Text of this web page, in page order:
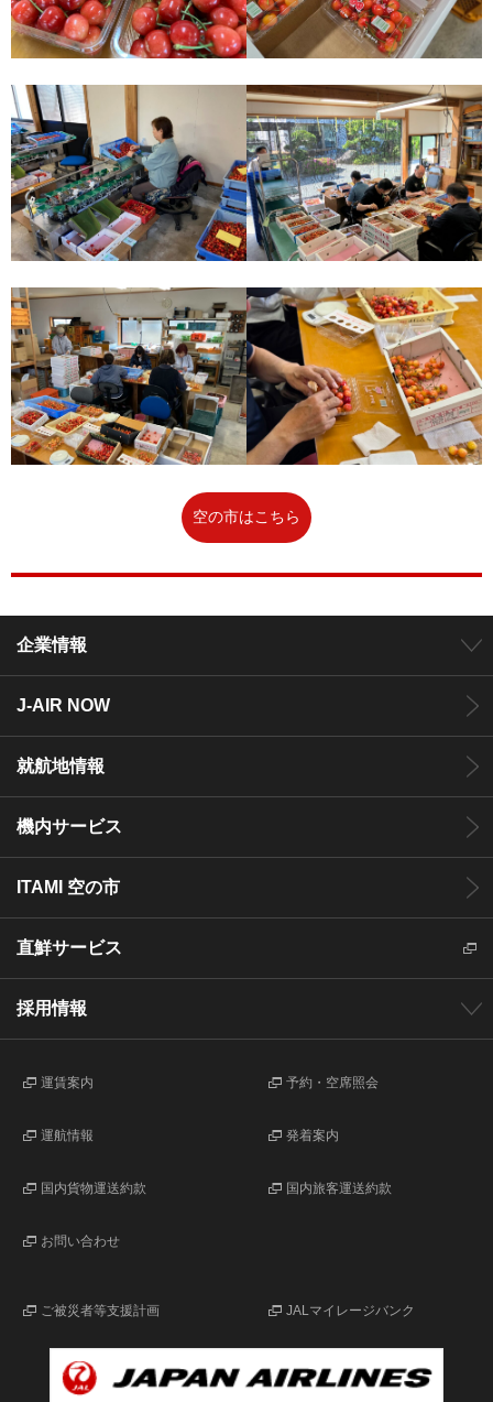
空の市はこちら
企業情報
J-AIR NOW
就航地情報
機内サービス
ITAMI 空の市
直鮮サービス
採用情報
予約・空席照会
運賃案内
発着案内
運航情報
国内旅客運送約款
国内貨物運送約款
お問い合わせ
JALマイレージバンク
ご被災者等支援計画